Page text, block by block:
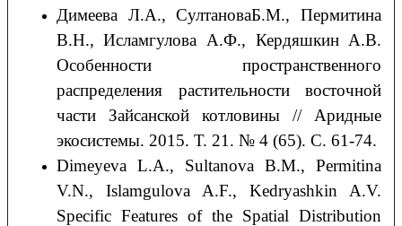
Димеева Л.А., СултановаБ.М., Пермитина
В.Н., Исламгулова А.Ф., Кердяшкин А.В.
Особенности пространственного
распределения растительности восточной
части Зайсанской котловины // Аридные
экосистемы. 2015. Т. 21. № 4 (65). С. 61-74.
Dimeyeva L.A., Sultanova B.M., Permitina
V.N., Islamgulova A.F., Kedryashkin A.V.
Specific Features of the Spatial Distribution